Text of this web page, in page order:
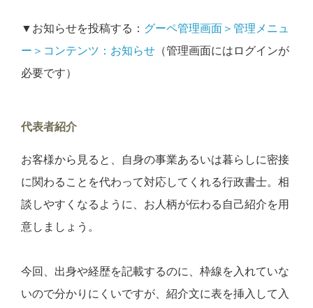
▼お知らせを投稿する： グーペ管理画面＞管理メニュ
ー＞コンテンツ：お知らせ （管理画面にはログインが
必要です）
代表者紹介
お客様から見ると、自身の事業あるいは暮らしに密接
に関わることを代わって対応してくれる行政書士。相
談しやすくなるように、お人柄が伝わる自己紹介を用
意しましょう。
今回、出身や経歴を記載するのに、枠線を入れていな
いので分かりにくいですが、紹介文に表を挿入して入